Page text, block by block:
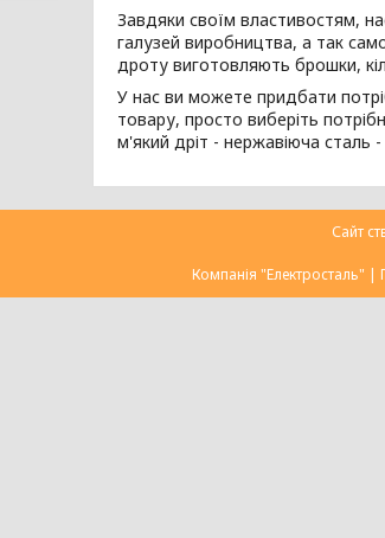
Завдяки своїм властивостям,
галузей виробництва, а так
дроту виготовляють брошки,
У нас ви можете придбати
товару, просто виберіть
м'який дріт - нержавіюча сталь -
Сайт
Компанія "Електросталь" |